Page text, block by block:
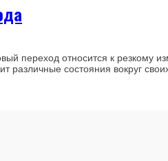
переход относится к резкому
состояния вокруг своих